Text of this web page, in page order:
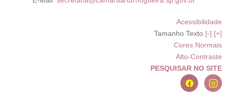
Acessibilidade
Tamanho Texto [-] [+]
Cores Normais
Alto-Contraste
PESQUISAR NO SITE